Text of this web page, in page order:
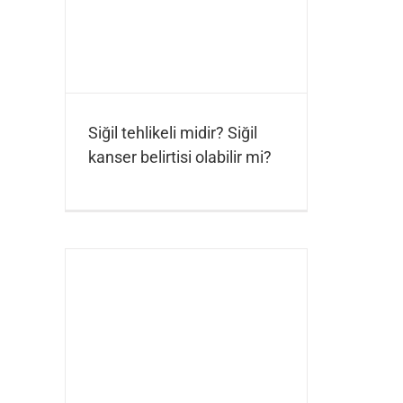
Siğil tehlikeli midir? Siğil
kanser belirtisi olabilir mi?